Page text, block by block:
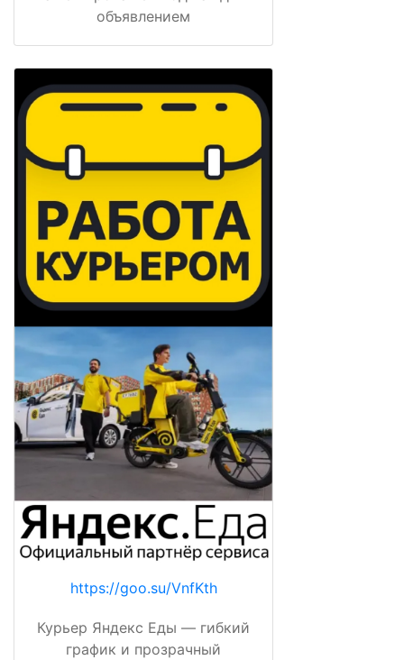
объявлением
https://goo.su/VnfKth
Курьер Яндекс Еды — гибкий
график и прозрачный